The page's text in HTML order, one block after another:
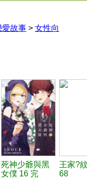
愛故事 > 女性向
死神少爺與黑
女僕 16 完
王家?
68